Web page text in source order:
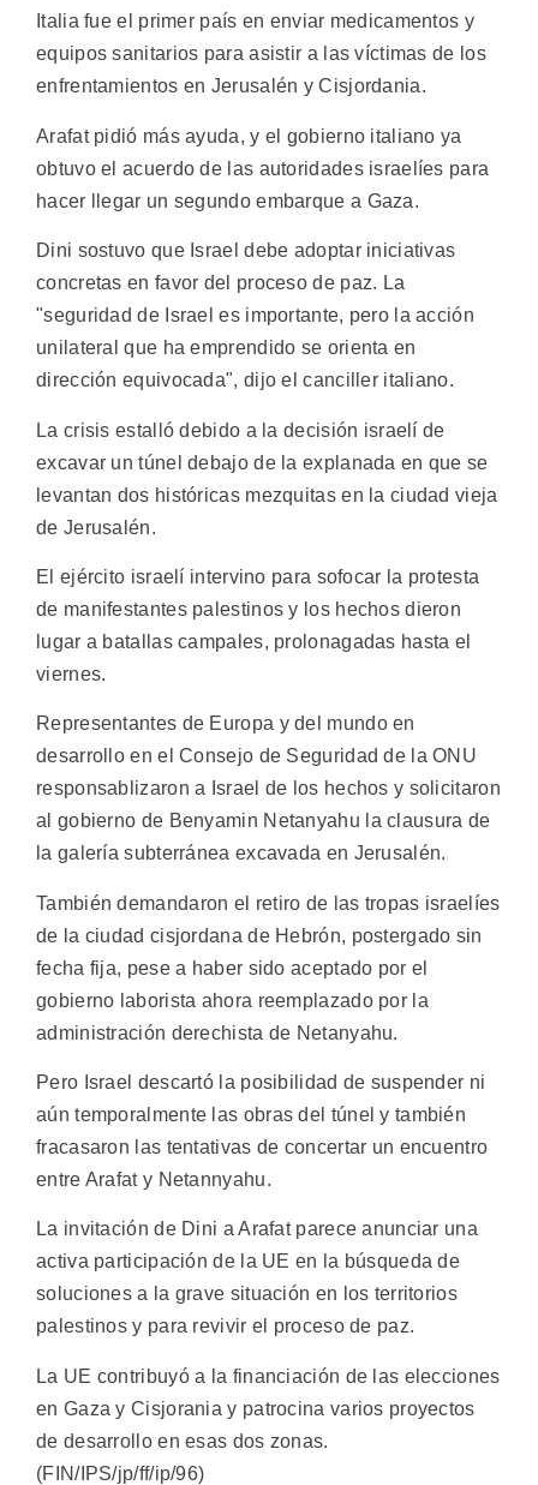
Italia fue el primer país en enviar medicamentos y
equipos sanitarios para asistir a las víctimas de los
enfrentamientos en Jerusalén y Cisjordania.
Arafat pidió más ayuda, y el gobierno italiano ya
obtuvo el acuerdo de las autoridades israelíes para
hacer llegar un segundo embarque a Gaza.
Dini sostuvo que Israel debe adoptar iniciativas
concretas en favor del proceso de paz. La
"seguridad de Israel es importante, pero la acción
unilateral que ha emprendido se orienta en
dirección equivocada", dijo el canciller italiano.
La crisis estalló debido a la decisión israelí de
excavar un túnel debajo de la explanada en que se
levantan dos históricas mezquitas en la ciudad vieja
de Jerusalén.
El ejército israelí intervino para sofocar la protesta
de manifestantes palestinos y los hechos dieron
lugar a batallas campales, prolonagadas hasta el
viernes.
Representantes de Europa y del mundo en
desarrollo en el Consejo de Seguridad de la ONU
responsablizaron a Israel de los hechos y solicitaron
al gobierno de Benyamin Netanyahu la clausura de
la galería subterránea excavada en Jerusalén.
También demandaron el retiro de las tropas israelíes
de la ciudad cisjordana de Hebrón, postergado sin
fecha fija, pese a haber sido aceptado por el
gobierno laborista ahora reemplazado por la
administración derechista de Netanyahu.
Pero Israel descartó la posibilidad de suspender ni
aún temporalmente las obras del túnel y también
fracasaron las tentativas de concertar un encuentro
entre Arafat y Netannyahu.
La invitación de Dini a Arafat parece anunciar una
activa participación de la UE en la búsqueda de
soluciones a la grave situación en los territorios
palestinos y para revivir el proceso de paz.
La UE contribuyó a la financiación de las elecciones
en Gaza y Cisjorania y patrocina varios proyectos
de desarrollo en esas dos zonas.
(FIN/IPS/jp/ff/ip/96)